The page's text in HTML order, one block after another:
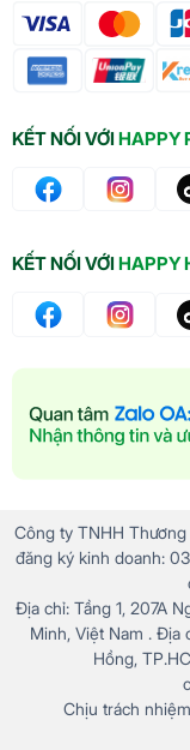
KẾT NỐI VỚIHAPPY
KẾT NỐI VỚIHAPPY
Công ty TNHH
đăng ký kinh doanh:
Địa chỉ: Tầng 1, 207A
Minh, Việt Nam . Địa
Hồng,
Chịu trách